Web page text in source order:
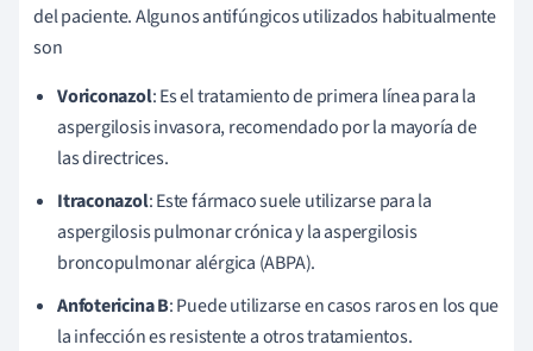
del paciente. Algunos antifúngicos utilizados habitualmente
son
Voriconazol: Es el tratamiento de primera línea para la
aspergilosis invasora, recomendado por la mayoría de
las directrices.
Itraconazol: Este fármaco suele utilizarse para la
aspergilosis pulmonar crónica y la aspergilosis
broncopulmonar alérgica (ABPA).
Anfotericina B: Puede utilizarse en casos raros en los que
la infección es resistente a otros tratamientos.